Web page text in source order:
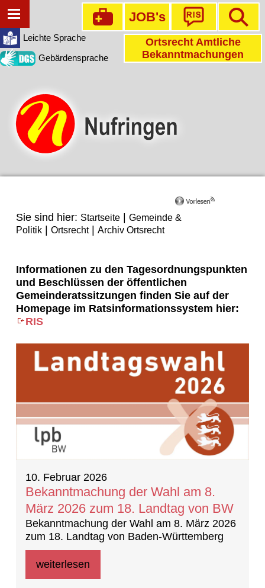
Leichte Sprache
Gebärdensprache
JOB's
Ortsrecht Amtliche
Bekanntmachungen
Sie sind hier: Startseite| Gemeinde &
Politik| Ortsrecht| Archiv Ortsrecht
Informationen zu den Tagesordnungspunkten
und Beschlüssen der öffentlichen
Gemeinderatssitzungen finden Sie auf der
Homepage im Ratsinformationssystem hier:
RIS
20 Ergebnisse gefunden
10. Februar 2026
Bekanntmachung der Wahl am 8.
März 2026 zum 18. Landtag von BW
Bekanntmachung der Wahl am 8. März 2026
zum 18. Landtag von Baden-Württemberg
weiterlesen